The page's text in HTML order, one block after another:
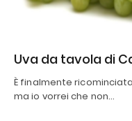
Uva da tavola di
È finalmente
ma io vorrei che non…